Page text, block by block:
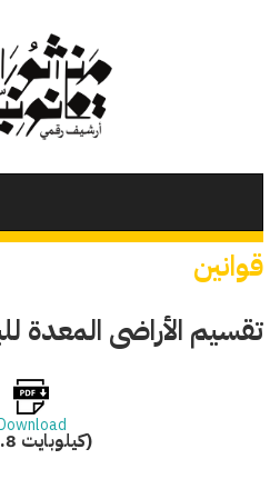
قوانين
تقسيم الأراضى المعدة
(89.8 كيلوبايت)